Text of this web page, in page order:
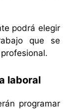
podrá elegir
que se
laboral
programar